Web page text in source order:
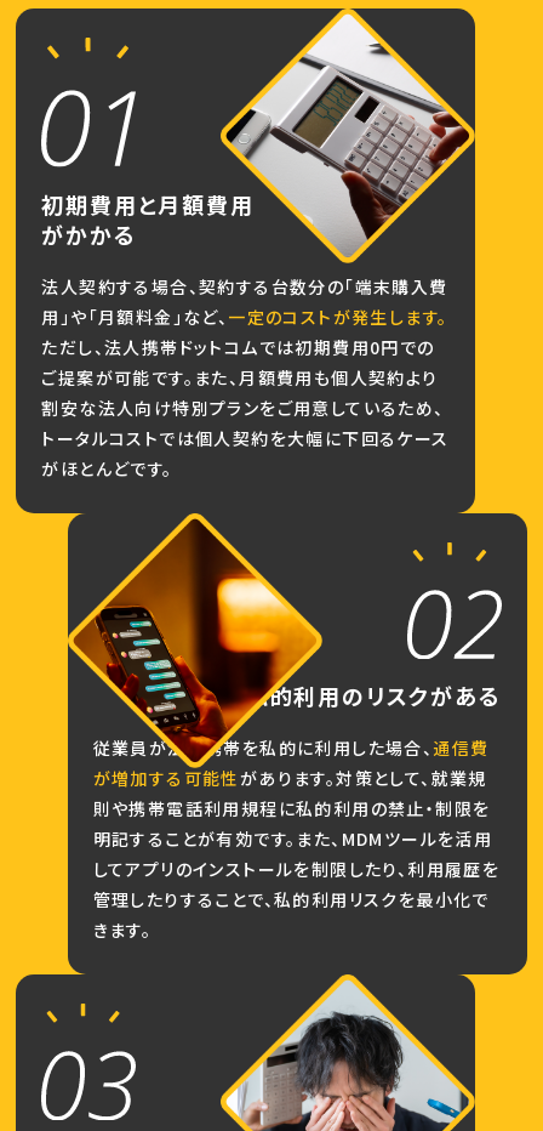
初期費用と月額費用
がかかる
法人契約する場合、契約する台数分の「端末購入費
用」や「月額料金」など、 一定のコストが発生します。
ただし、法人携帯ドットコムでは初期費用0円での
ご提案が可能です。また、月額費用も個人契約より
割安な法人向け特別プランをご用意しているため、
トータルコストでは個人契約を大幅に下回るケース
がほとんどです。
私的利用のリスクがある
従業員が法人携帯を私的に利用した場合、 通信費
が増加する可能性があります。対策として、就業規
則や携帯電話利用規程に私的利用の禁止・制限を
明記することが有効です。また、MDMツールを活用
してアプリのインストールを制限したり、利用履歴を
管理したりすることで、私的利用リスクを最小化で
きます。